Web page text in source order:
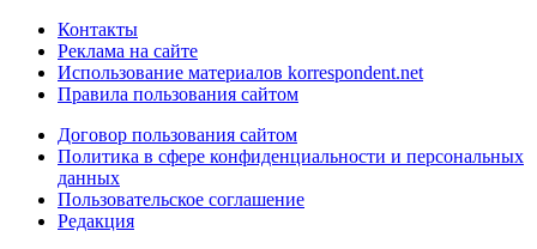
Контакты
Реклама на сайте
Использование материалов korrespondent.net
Правила пользования сайтом
Договор пользования сайтом
Политика в сфере конфиденциальности и персональных
данных
Пользовательское соглашение
Редакция